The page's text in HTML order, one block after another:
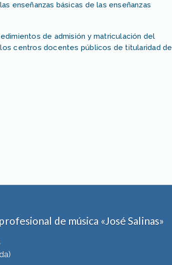
enseñanzas básicas de las enseñanzas
de admisión y matriculación del
centros docentes públicos de titularidad de
de música «José Salinas»